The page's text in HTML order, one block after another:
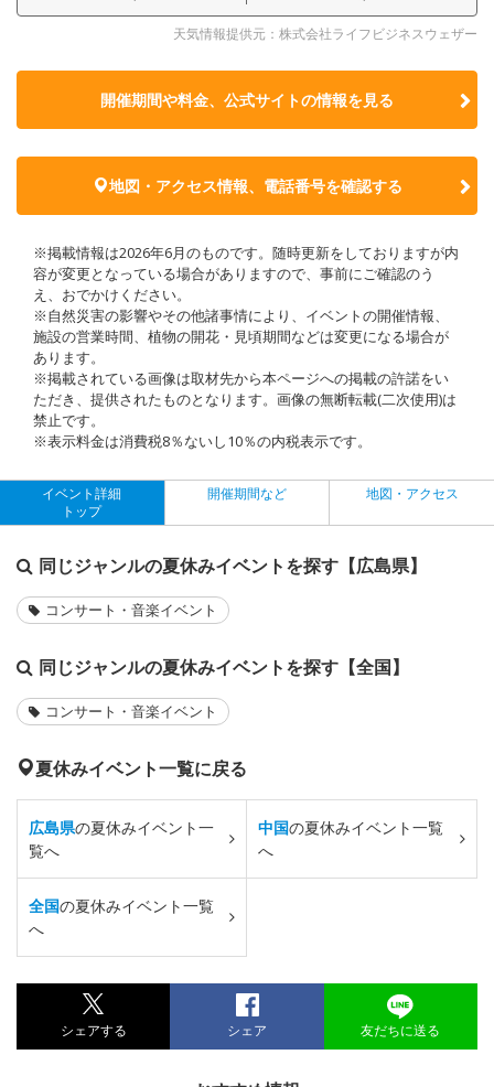
天気情報提供元：株式会社ライフビジネスウェザー
開催期間や料金、公式サイトの情報を見る
地図・アクセス情報、電話番号を確認する
※掲載情報は2026年6月のものです。随時更新をしておりますが内
容が変更となっている場合がありますので、事前にご確認のう
え、おでかけください。
※自然災害の影響やその他諸事情により、イベントの開催情報、
施設の営業時間、植物の開花・見頃期間などは変更になる場合が
あります。
※掲載されている画像は取材先から本ページへの掲載の許諾をい
ただき、提供されたものとなります。画像の無断転載(二次使用)は
禁止です。
※表示料金は消費税8％ないし10％の内税表示です。
イベント詳細
トップ
開催期間など 地図・アクセス
同じジャンルの夏休みイベントを探す【広島県】
コンサート・音楽イベント
同じジャンルの夏休みイベントを探す【全国】
コンサート・音楽イベント
夏休みイベント一覧に戻る
広島県の夏休みイベント一
覧へ
中国の夏休みイベント一覧
へ
全国の夏休みイベント一覧
へ
シェアする シェア 友だちに送る